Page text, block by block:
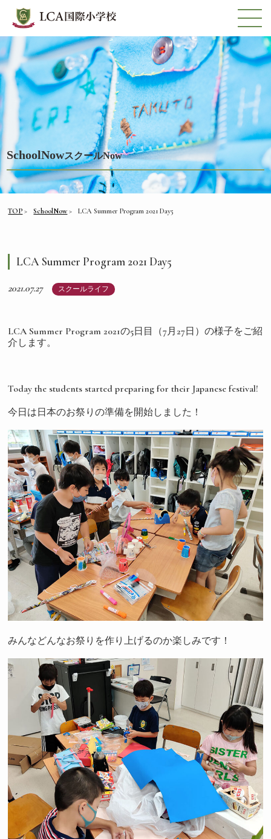
SchoolNowスクールNow
TOP SchoolNow LCA Summer Program 2021 Day5
LCA Summer Program 2021 Day5
2021.07.27 スクールライフ
LCA Summer Program 2021の5日目（7月27日）の様子をご紹
介します。
Today the students started preparing for their Japanese festival!
今日は日本のお祭りの準備を開始しました！
みんなどんなお祭りを作り上げるのか楽しみです！